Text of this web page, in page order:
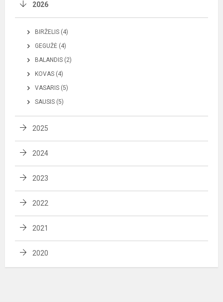
2026
BIRŽELIS (4)
GEGUŽĖ (4)
BALANDIS (2)
KOVAS (4)
VASARIS (5)
SAUSIS (5)
2025
2024
2023
2022
2021
2020